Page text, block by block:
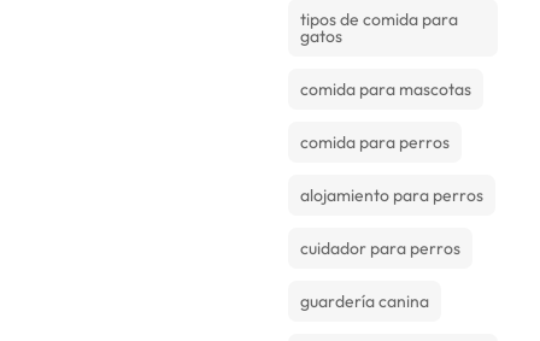
tipos de comida para
gatos
comida para mascotas
comida para perros
alojamiento para perros
cuidador para perros
guardería canina